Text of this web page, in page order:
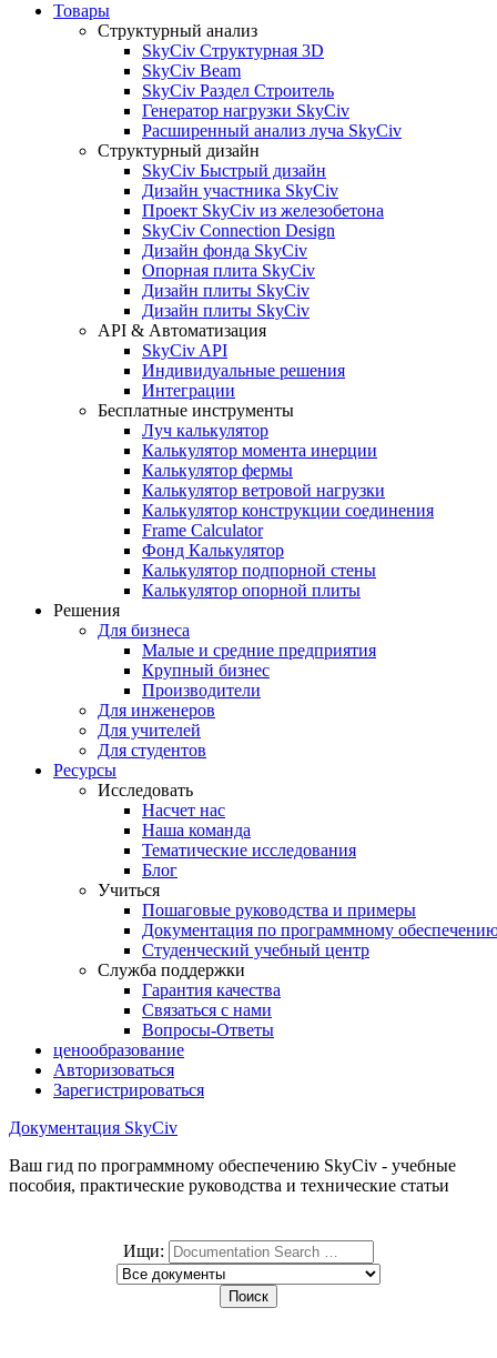
Товары
Структурный анализ
SkyCiv Структурная 3D
SkyCiv Beam
SkyCiv Раздел Строитель
Генератор нагрузки SkyCiv
Расширенный анализ луча SkyCiv
Структурный дизайн
SkyCiv Быстрый дизайн
Дизайн участника SkyCiv
Проект SkyCiv из железобетона
SkyCiv Connection Design
Дизайн фонда SkyCiv
Опорная плита SkyCiv
Дизайн плиты SkyCiv
Дизайн плиты SkyCiv
API & Автоматизация
SkyCiv API
Индивидуальные решения
Интеграции
Бесплатные инструменты
Луч калькулятор
Калькулятор момента инерции
Калькулятор фермы
Калькулятор ветровой нагрузки
Калькулятор конструкции соединения
Frame Calculator
Фонд Калькулятор
Калькулятор подпорной стены
Калькулятор опорной плиты
Решения
Для бизнеса
Малые и средние предприятия
Крупный бизнес
Производители
Для инженеров
Для учителей
Для студентов
Ресурсы
Исследовать
Насчет нас
Наша команда
Тематические исследования
Блог
Учиться
Пошаговые руководства и примеры
Документация по программному
Студенческий учебный центр
Служба поддержки
Гарантия качества
Связаться с нами
Вопросы-Ответы
ценообразование
Авторизоваться
Зарегистрироваться
Документация SkyCiv
Ваш гид по программному обеспечению SkyCiv - учебные
пособия, практические руководства и технические статьи
Ищи: